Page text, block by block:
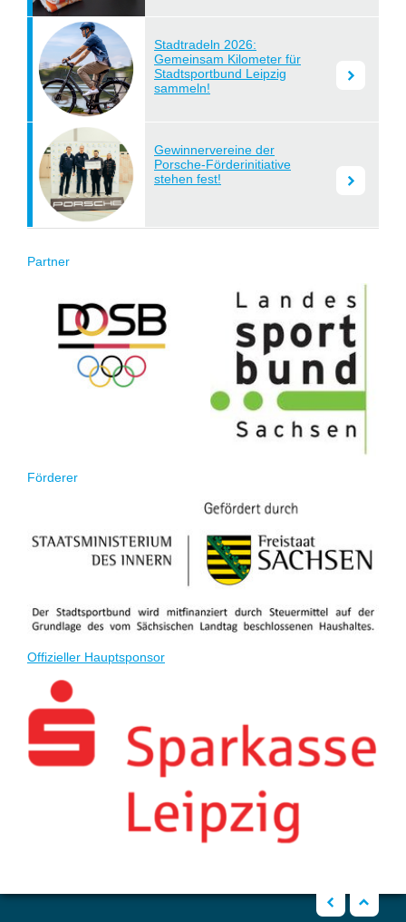
Stadtradeln 2026:
Gemeinsam Kilometer für
Stadtsportbund Leipzig
sammeln!
Gewinnervereine der
Porsche-Förderinitiative
stehen fest!
Partner
Förderer
Offizieller Hauptsponsor
Nach oben